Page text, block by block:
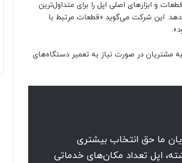
و ابزارهای اصلی اپل را برای متداول‌ترین
این شرکت می‌گوید «قطعات مرتبط با
به مشتریان در صورت نیاز به تعمیر دستگاه‌های
ما حق انتخاب بیشتری
اپل تعداد مکان‌های خدماتی